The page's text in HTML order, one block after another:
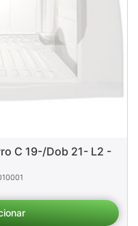
C 19-/Dob 21- L2 -